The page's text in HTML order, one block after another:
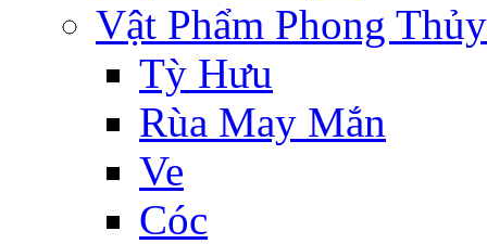
Vật Phẩm Phong Thủy
Tỳ Hưu
Rùa May Mắn
Ve
Cóc